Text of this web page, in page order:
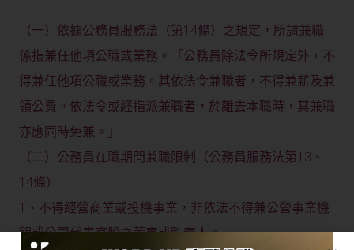
（一）依據公務員服務法（第14條）之規定，所謂兼職
係指兼任他項公職或業務。「公務員除法令所規定外，不
得兼任他項公職或業務。其依法令兼職者，不得兼薪及兼
領公費。依法令或經指派兼職者，於離去本職時，其兼職
亦應同時免兼。」
（二）公務員在職期間兼職限制（公務員服務法第13、
14條）
1、不得經營商業或投機事業，非依法不得兼公營事業機
關或公司代表官股之董事或監察人。